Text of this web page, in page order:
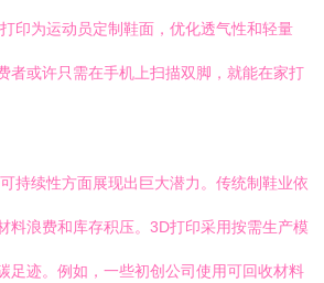
印为运动员定制鞋面，优化透气性和轻量
者或许只需在手机上扫描双脚，就能在家打
持续性方面展现出巨大潜力。传统制鞋业依
料浪费和库存积压。3D打印采用按需生产模
足迹。例如，一些初创公司使用可回收材料